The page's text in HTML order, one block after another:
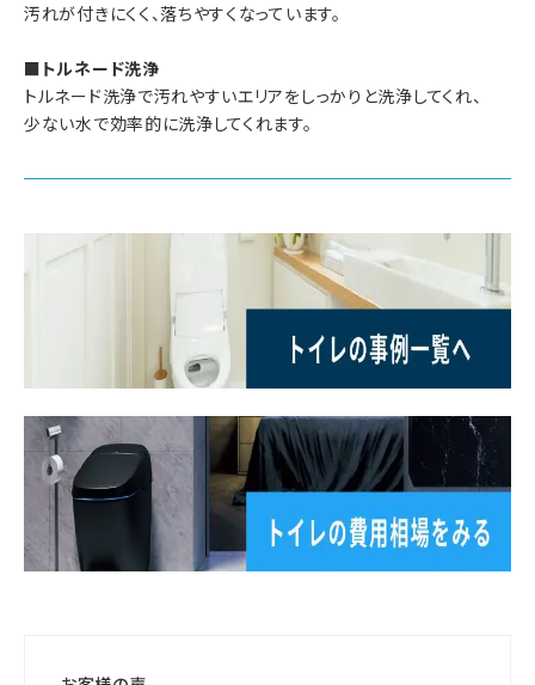
汚れが付きにくく、落ちやすくなっています。
■トルネード洗浄
トルネード洗浄で汚れやすいエリアをしっかりと洗浄してくれ、
少ない水で効率的に洗浄してくれます。